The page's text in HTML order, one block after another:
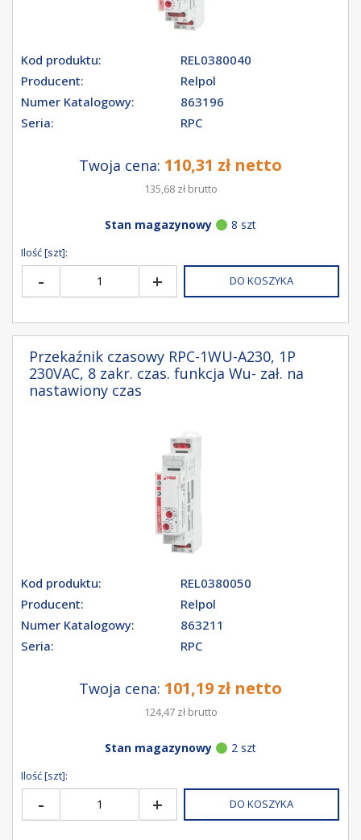
Kod produktu:
REL0380040
Producent:
Relpol
Numer Katalogowy:
863196
Seria:
RPC
Twoja cena: 110,31 zł netto
135,68 zł brutto
Stan magazynowy 8 szt
Ilość [szt]:
- + DO KOSZYKA
Przekaźnik czasowy RPC-1WU-A230, 1P
230VAC, 8 zakr. czas. funkcja Wu- zał. na
nastawiony czas
Kod produktu:
REL0380050
Producent:
Relpol
Numer Katalogowy:
863211
Seria:
RPC
Twoja cena: 101,19 zł netto
124,47 zł brutto
Stan magazynowy 2 szt
Ilość [szt]:
- + DO KOSZYKA